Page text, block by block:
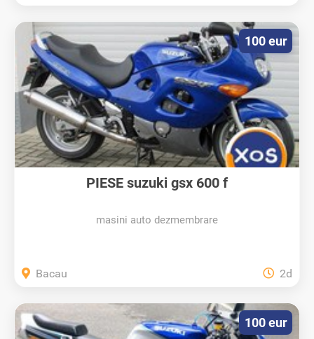
PIESE suzuki gsx 600 f
masini auto dezmembrare
100 eur
Bacau 2d
100 eur